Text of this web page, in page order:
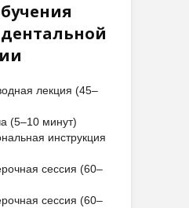
лекция (45–
(5–10 минут)
инструкция
сессия (60–
сессия (60–